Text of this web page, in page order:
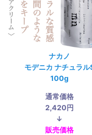
ナカノ
モデニカ ナチュラル
100g
通常価格
2,420円
↓
販売価格